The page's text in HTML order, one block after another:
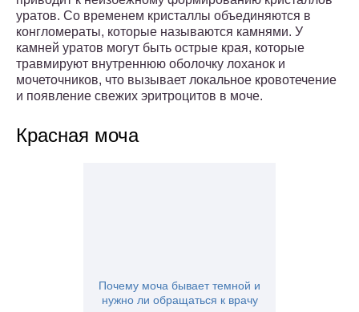
уратов. Со временем кристаллы объединяются в
конгломераты, которые называются камнями. У
камней уратов могут быть острые края, которые
травмируют внутреннюю оболочку лоханок и
мочеточников, что вызывает локальное кровотечение
и появление свежих эритроцитов в моче.
Красная моча
Почему моча бывает темной и
нужно ли обращаться к врачу